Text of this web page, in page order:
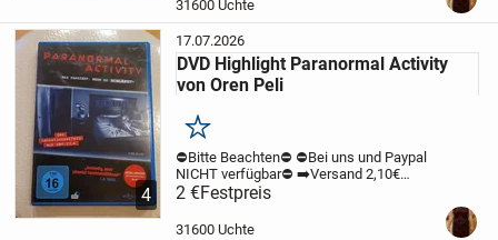
31600 Uchte
4
17.07.2026
DVD Highlight Paranormal Activity
von Oren Peli
Merken
⛔️Bitte Beachten⛔️ ⛔️Bei uns und Paypal
NICHT verfügbar⛔️ ➡️Versand 2,10€
unversichert mit der Deutschen Post.
Zahlung per Überweisung möglich ⬅️
könnt Ihr die DVD Paranormal Activity...
2 €Festpreis
31600 Uchte